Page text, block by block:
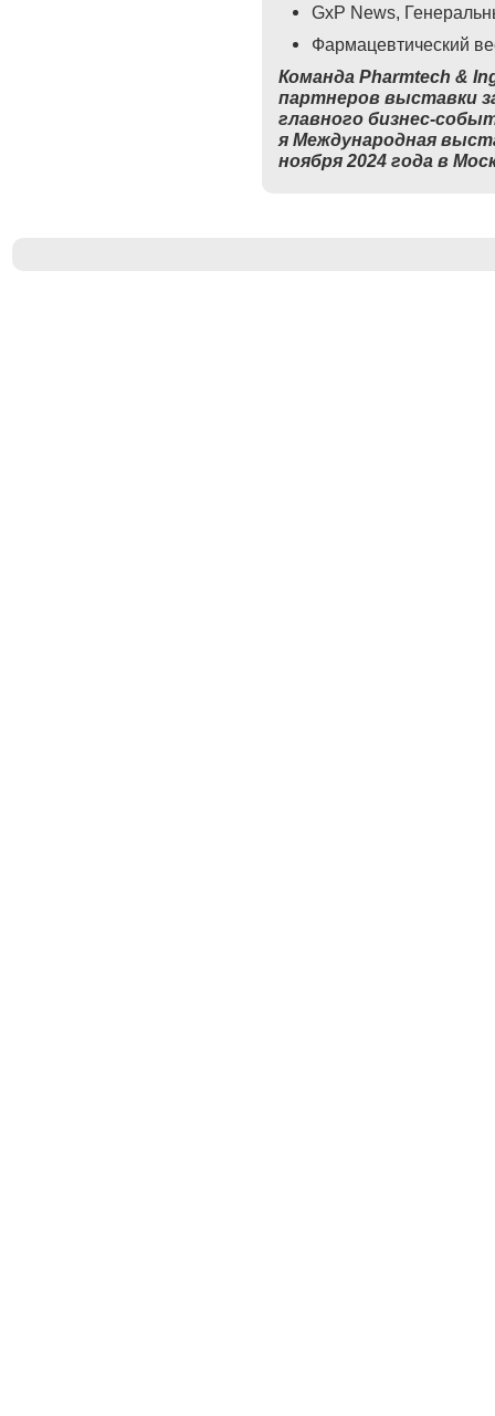
GxP News,
Фармацевтический
Команда Pharmtech &
партнеров выставки
главного бизнес-
я Международная
ноября 2024 года в